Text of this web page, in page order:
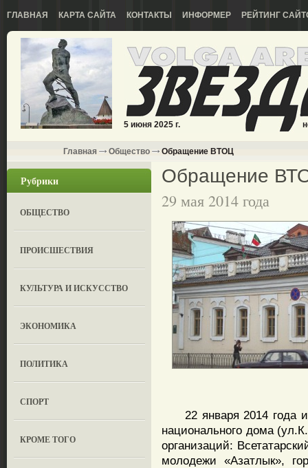
ГЛАВНАЯ КАРТА САЙТА КОНТАКТЫ ИНФОРМЕР РЕЙТИНГ
5 июня 2025 г.
Главная Общество Обращение ВТОЦ
Рубрики
ОБЩЕСТВО
ПРОИСШЕСТВИЯ
КУЛЬТУРА И ИСКУССТВО
ЭКОНОМИКА
ПОЛИТИКА
СПОРТ
КРОМЕ ТОГО
Обращение
29 мая 2014 года
22 января 2014 года
национального дома
организаций:
молодежи «Азатлык»,